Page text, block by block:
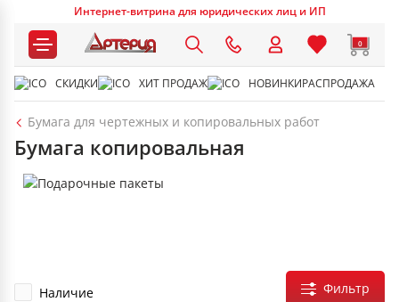
Интернет-витрина для юридических лиц и ИП
0
СКИДКИ ХИТ ПРОДАЖ НОВИНКИРАСПРОДАЖА
Бумага для чертежных и копировальных работ
Бумага копировальная
Наличие Фильтр